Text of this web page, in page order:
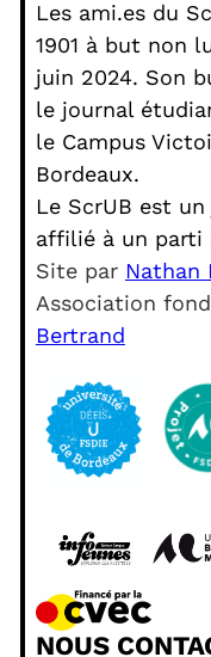
Les ami.es du
1901 à but non
juin 2024. Son
le journal
le Campus
Bordeaux.
Le ScrUB est
affilié à un parti
Site par Nathan
Association
Bertrand
NOUS